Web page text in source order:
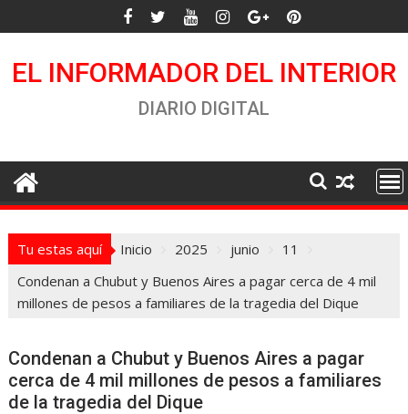
al
EL INFORMADOR DEL INTERIOR
DIARIO DIGITAL
Tu estas aquí Inicio 2025 junio
11
Condenan a Chubut y Buenos Aires a pagar cerca de 4 mil
millones de pesos a familiares de la tragedia del Dique
Condenan a Chubut y Buenos Aires a pagar
cerca de 4 mil millones de pesos a familiares
de la tragedia del Dique